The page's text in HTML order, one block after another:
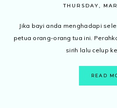
THURSDAY,
Jika bayi anda menghadapi
petua orang-orang tua ini.
sirih lalu celup
READ